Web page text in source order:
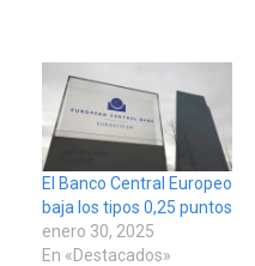
El Banco Central Europeo
baja los tipos 0,25 puntos
enero 30, 2025
En «Destacados»